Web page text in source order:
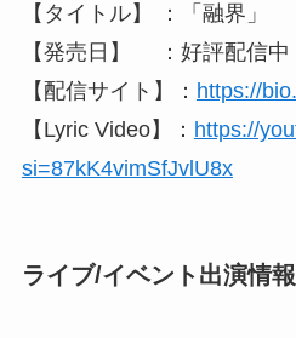
【タイトル】 ：「融界」
【発売日】 ：好評配信中
【配信サイト】： https://
【Lyric Video】： https://
si=87kK4vimSfJvlU8x
ライブ/イベント出演情報